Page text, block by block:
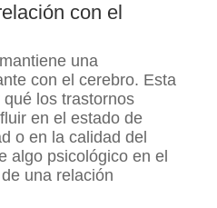
con el
una
con el cerebro. Esta
los trastornos
en el estado de
o en la calidad del
algo psicológico en el
una relación